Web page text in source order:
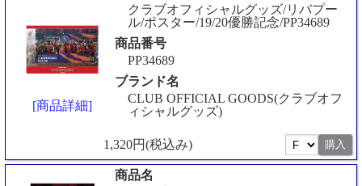
[商品詳細]
クラブオフィシャルグッズ/リバプー
ル/ポスター/19/20優勝記念/PP34689
商品番号
PP34689
ブランド名
CLUB OFFICIAL GOODS(クラブオフ
ィシャルグッズ)
1,320円(税込み)
商品名